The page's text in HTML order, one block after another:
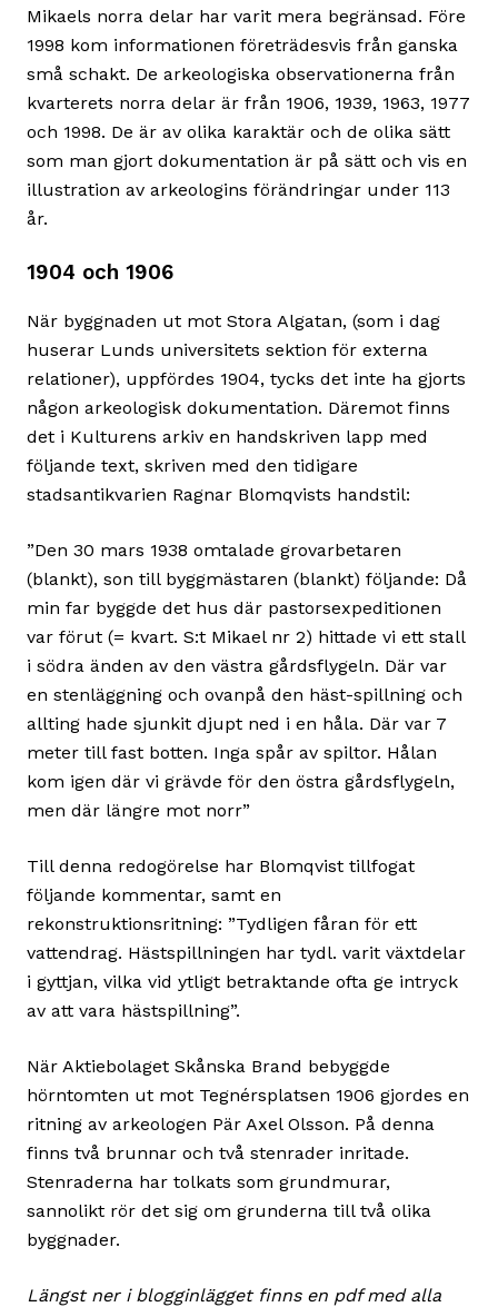
Mikaels norra delar har varit mera begränsad. Före
1998 kom informationen företrädesvis från ganska
små schakt. De arkeologiska observationerna från
kvarterets norra delar är från 1906, 1939, 1963, 1977
och 1998. De är av olika karaktär och de olika sätt
som man gjort dokumentation är på sätt och vis en
illustration av arkeologins förändringar under 113
år.
1904 och 1906
När byggnaden ut mot Stora Algatan, (som i dag
huserar Lunds universitets sektion för externa
relationer), uppfördes 1904, tycks det inte ha gjorts
någon arkeologisk dokumentation. Däremot finns
det i Kulturens arkiv en handskriven lapp med
följande text, skriven med den tidigare
stadsantikvarien Ragnar Blomqvists handstil:
”Den 30 mars 1938 omtalade grovarbetaren
(blankt), son till byggmästaren (blankt) följande: Då
min far byggde det hus där pastorsexpeditionen
var förut (= kvart. S:t Mikael nr 2) hittade vi ett stall
i södra änden av den västra gårdsflygeln. Där var
en stenläggning och ovanpå den häst-spillning och
allting hade sjunkit djupt ned i en håla. Där var 7
meter till fast botten. Inga spår av spiltor. Hålan
kom igen där vi grävde för den östra gårdsflygeln,
men där längre mot norr”
Till denna redogörelse har Blomqvist tillfogat
följande kommentar, samt en
rekonstruktionsritning: ”Tydligen fåran för ett
vattendrag. Hästspillningen har tydl. varit växtdelar
i gyttjan, vilka vid ytligt betraktande ofta ge intryck
av att vara hästspillning”.
När Aktiebolaget Skånska Brand bebyggde
hörntomten ut mot Tegnérsplatsen 1906 gjordes en
ritning av arkeologen Pär Axel Olsson. På denna
finns två brunnar och två stenrader inritade.
Stenraderna har tolkats som grundmurar,
sannolikt rör det sig om grunderna till två olika
byggnader.
Längst ner i blogginlägget finns en pdf med alla